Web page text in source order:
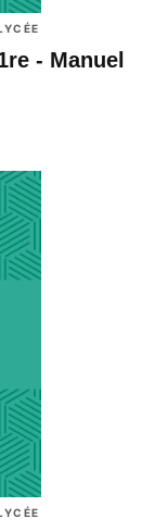
- Manuel